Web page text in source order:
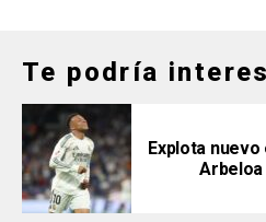
Te podría
Explota
Arbeloa